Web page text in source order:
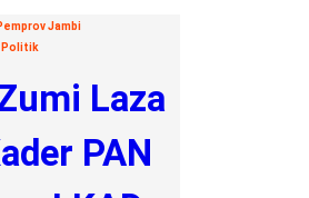
Jambi
Politik
Laza
PAN